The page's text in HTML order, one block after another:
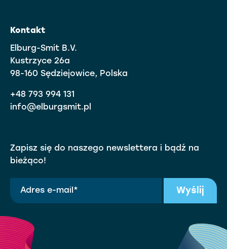
Kontakt
Elburg-Smit B.V.
Kustrzyce 26a
98-160 Sędziejowice, Polska
+48 793 994 131
info@elburgsmit.pl
Zapisz się do naszego newslettera i bądź na
bieżąco!
Wyślij